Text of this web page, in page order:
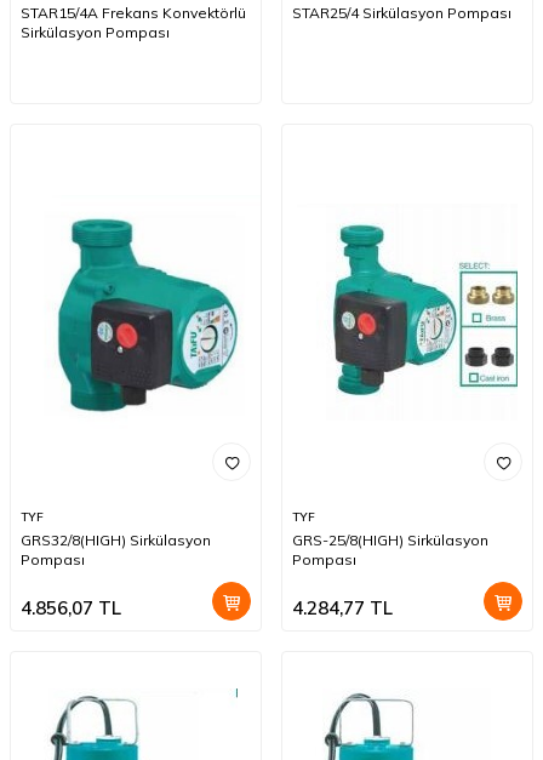
STAR15/4A Frekans Konvektörlü
Sirkülasyon Pompası
STAR25/4 Sirkülasyon Pompası
TYF
GRS32/8(HIGH) Sirkülasyon
Pompası
4.856,07 TL
TYF
GRS-25/8(HIGH) Sirkülasyon
Pompası
4.284,77 TL